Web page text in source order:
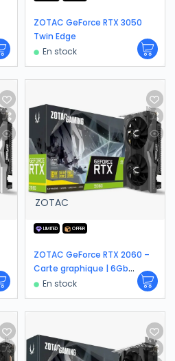
ZOTAC GeForce RTX 3050
Twin Edge
En stock
ZOTAC
LIMITED OFFER
ZOTAC GeForce RTX 2060 –
Carte graphique | 6Gb
GDDR6
En stock